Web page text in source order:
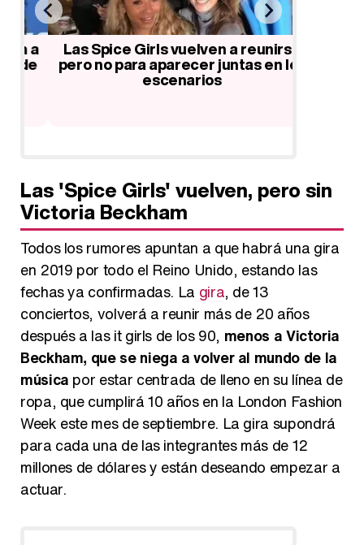
Las Spice Girls vuelven a reunirse
pero no para aparecer juntas en los
escenarios
Las 'Spice Girls' vuelven, pero sin
Victoria Beckham
Todos los rumores apuntan a que habrá una gira
en 2019 por todo el Reino Unido, estando las
fechas ya confirmadas. La gira, de 13
conciertos, volverá a reunir más de 20 años
después a las it girls de los 90, menos a Victoria
Beckham, que se niega a volver al mundo de la
música por estar centrada de lleno en su línea de
ropa, que cumplirá 10 años en la London Fashion
Week este mes de septiembre. La gira supondrá
para cada una de las integrantes más de 12
millones de dólares y están deseando empezar a
actuar.